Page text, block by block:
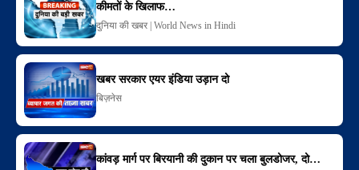
कीमतों के खिलाफ…
दुनिया की खबर | World News in Hindi
खबर सरकार एयर इंडिया उड़ान दो
बिज़नेस
कांवड़ मार्ग पर बिरयानी की दुकान पर चला बुलडोजर, दो…